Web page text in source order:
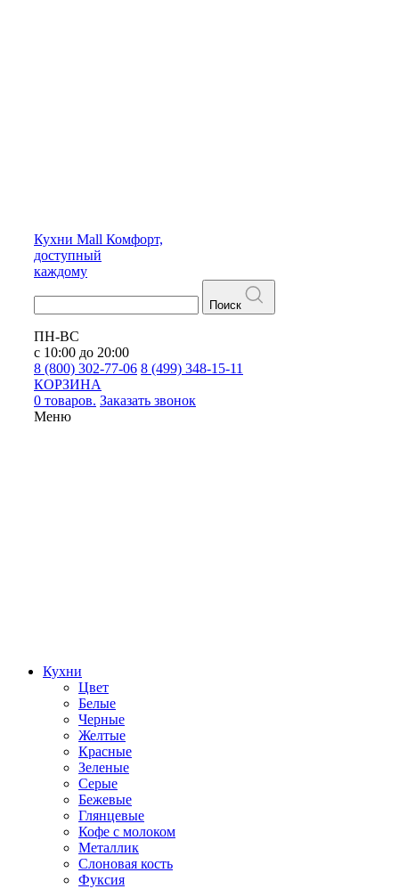
Кухни Mall Комфорт,
доступный
каждому
Поиск
ПН-ВС
с 10:00 до 20:00
8 (800) 302-77-06 8 (499) 348-15-11
КОРЗИНА
0 товаров. Заказать звонок
Меню
Кухни
Цвет
Белые
Черные
Желтые
Красные
Зеленые
Серые
Бежевые
Глянцевые
Кофе с молоком
Металлик
Слоновая кость
Фуксия